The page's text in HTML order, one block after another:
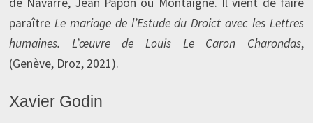
paraître Le mariage de l’Estude du Droict avec les Lettres
humaines. L’œuvre de Louis Le Caron Charondas,
(Genève, Droz, 2021).
Xavier Godin